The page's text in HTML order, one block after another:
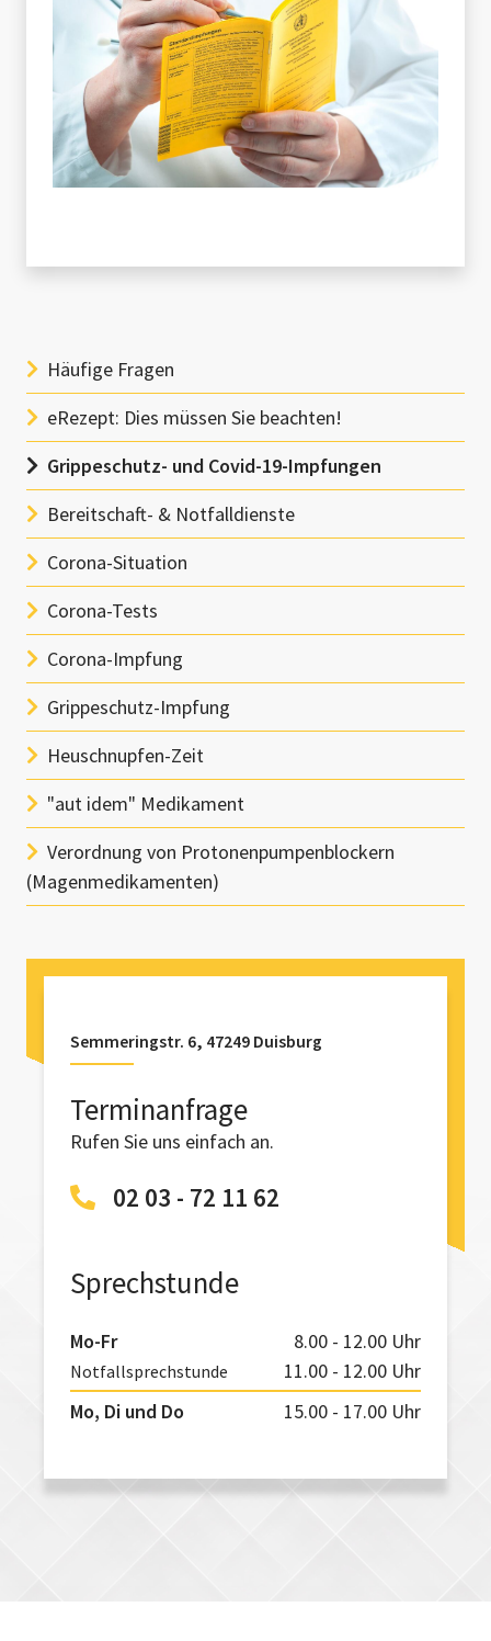
Häufige Fragen
eRezept: Dies müssen Sie beachten!
Grippeschutz- und Covid-19-Impfungen
Bereitschaft- & Notfalldienste
Corona-Situation
Corona-Tests
Corona-Impfung
Grippeschutz-Impfung
Heuschnupfen-Zeit
"aut idem" Medikament
Verordnung von Protonenpumpenblockern
(Magenmedikamenten)
Semmeringstr. 6, 47249 Duisburg
Terminanfrage
Rufen Sie uns einfach an.
02 03 - 72 11 62
Sprechstunde
Mo-Fr 8.00 - 12.00 Uhr
Notfallsprechstunde
11.00 - 12.00 Uhr
Mo, Di und Do
15.00 - 17.00 Uhr